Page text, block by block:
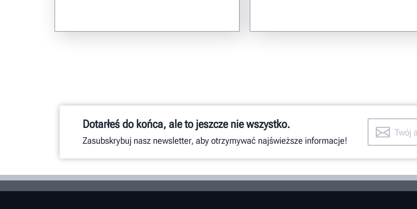
Dotarłeś do końca, ale to jeszcze nie wszystko.
Zasubskrybuj nasz newsletter, aby otrzymywać najświeższe informacje!